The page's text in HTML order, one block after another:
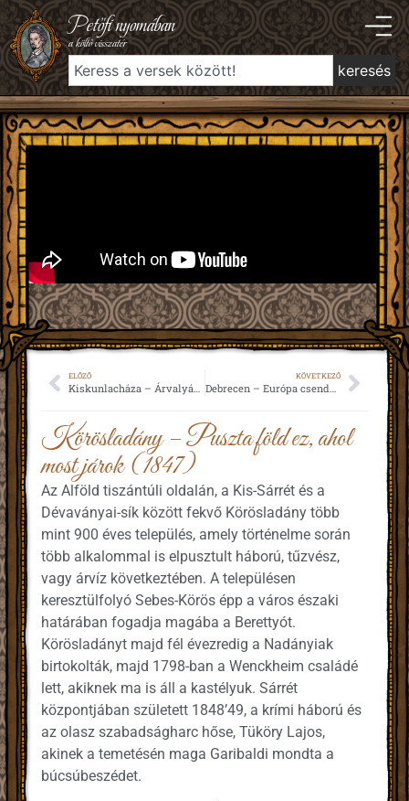
Petőfi nyomában
a költő visszatér
keresés
ELŐZŐ
Kiskunlacháza – Árvalyányhaj a süvegem bokrétája (1844)
KÖVETKEZŐ
Debrecen – Európa csendes, újra csendes (1849)
Körösladány – Puszta föld ez, ahol
most járok (1847)
Az Alföld tiszántúli oldalán, a Kis-Sárrét és a
Dévaványai-sík között fekvő Körösladány több
mint 900 éves település, amely történelme során
több alkalommal is elpusztult háború, tűzvész,
vagy árvíz következtében. A településen
keresztülfolyó Sebes-Körös épp a város északi
határában fogadja magába a Berettyót.
Körösladányt majd fél évezredig a Nadányiak
birtokolták, majd 1798-ban a Wenckheim családé
lett, akiknek ma is áll a kastélyuk. Sárrét
központjában született 1848’49, a krími háború és
az olasz szabadságharc hőse, Tüköry Lajos,
akinek a temetésén maga Garibaldi mondta a
búcsúbeszédet.